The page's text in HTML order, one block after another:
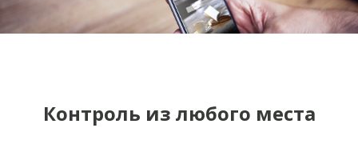
Контроль из любого места